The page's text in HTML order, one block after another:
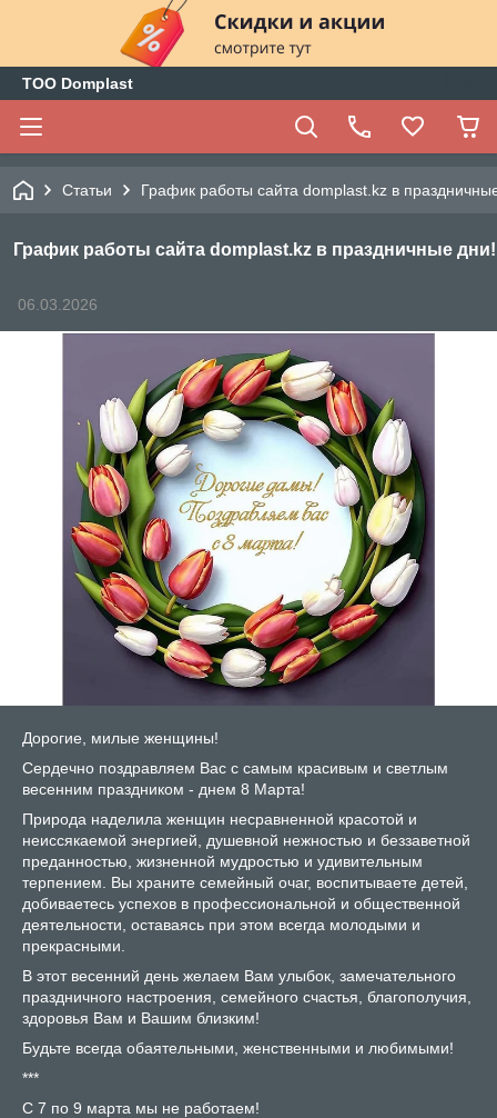
ТОО Domplast
Статьи График работы сайта domplast.kz в
График работы сайта domplast.kz в праздничные дни!
06.03.2026
Дорогие, милые женщины!
Сердечно поздравляем Вас с самым красивым и светлым
весенним праздником - днем 8 Марта!
Природа наделила женщин несравненной красотой и
неиссякаемой энергией, душевной нежностью и беззаветной
преданностью, жизненной мудростью и удивительным
терпением. Вы храните семейный очаг, воспитываете детей,
добиваетесь успехов в профессиональной и общественной
деятельности, оставаясь при этом всегда молодыми и
прекрасными.
В этот весенний день желаем Вам улыбок, замечательного
праздничного настроения, семейного счастья, благополучия,
здоровья Вам и Вашим близким!
Будьте всегда обаятельными, женственными и любимыми!
***
С 7 по 9 марта мы не работаем!